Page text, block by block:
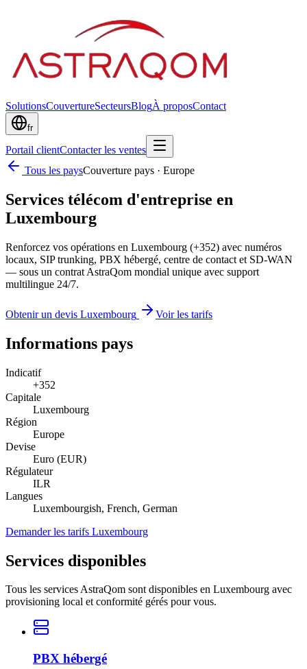
SolutionsCouvertureSecteursBlogÀ proposContact
fr
Portail clientContacter les ventes
Tous les paysCouverture pays · Europe
Services télécom d'entreprise en
Luxembourg
Renforcez vos opérations en Luxembourg (+352) avec numéros
locaux, SIP trunking, PBX hébergé, centre de contact et SD-WAN
— sous un contrat AstraQom mondial unique avec support
multilingue 24/7.
Obtenir un devis Luxembourg Voir les tarifs
Informations pays
Indicatif
+352
Capitale
Luxembourg
Région
Europe
Devise
Euro (EUR)
Régulateur
ILR
Langues
Luxembourgish, French, German
Demander les tarifs Luxembourg
Services disponibles
Tous les services AstraQom sont disponibles en Luxembourg avec
provisioning local et conformité gérés pour vous.
PBX hébergé